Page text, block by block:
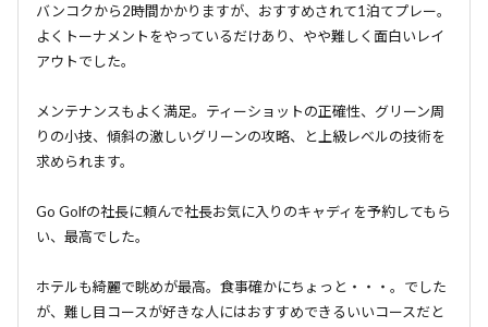
バンコクから2時間かかりますが、おすすめされて1泊てプレー。
よくトーナメントをやっているだけあり、やや難しく面白いレイ
アウトでした。
メンテナンスもよく満足。ティーショットの正確性、グリーン周
りの小技、傾斜の激しいグリーンの攻略、と上級レベルの技術を
求められます。
Go Golfの社長に頼んで社長お気に入りのキャディを予約してもら
い、最高でした。
ホテルも綺麗で眺めが最高。食事確かにちょっと・・・。でした
が、難し目コースが好きな人にはおすすめできるいいコースだと